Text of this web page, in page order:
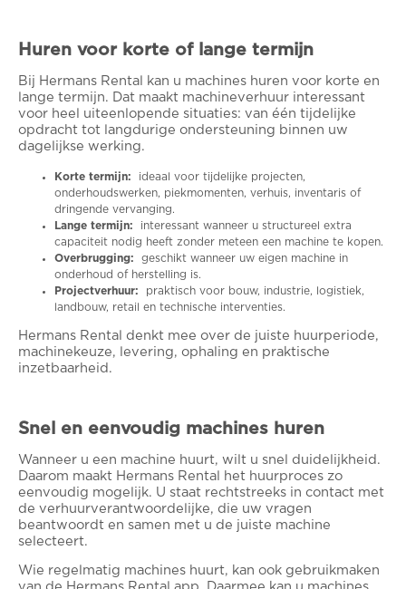
Huren voor korte of lange termijn
Bij Hermans Rental kan u machines huren voor korte en
lange termijn. Dat maakt machineverhuur interessant
voor heel uiteenlopende situaties: van één tijdelijke
opdracht tot langdurige ondersteuning binnen uw
dagelijkse werking.
Korte termijn: ideaal voor tijdelijke projecten,
onderhoudswerken, piekmomenten, verhuis, inventaris of
dringende vervanging.
Lange termijn: interessant wanneer u structureel extra
capaciteit nodig heeft zonder meteen een machine te kopen.
Overbrugging: geschikt wanneer uw eigen machine in
onderhoud of herstelling is.
Projectverhuur: praktisch voor bouw, industrie, logistiek,
landbouw, retail en technische interventies.
Hermans Rental denkt mee over de juiste huurperiode,
machinekeuze, levering, ophaling en praktische
inzetbaarheid.
Snel en eenvoudig machines huren
Wanneer u een machine huurt, wilt u snel duidelijkheid.
Daarom maakt Hermans Rental het huurproces zo
eenvoudig mogelijk. U staat rechtstreeks in contact met
de verhuurverantwoordelijke, die uw vragen
beantwoordt en samen met u de juiste machine
selecteert.
Wie regelmatig machines huurt, kan ook gebruikmaken